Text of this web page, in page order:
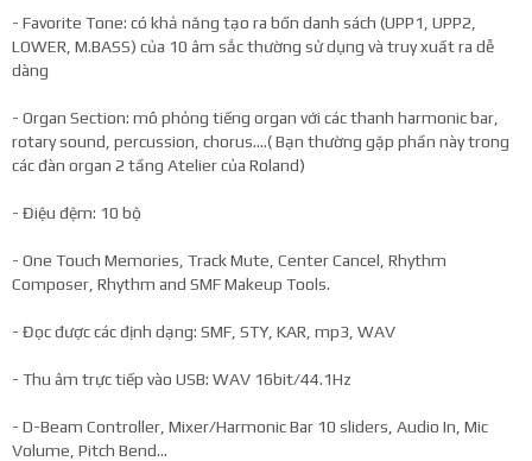
- Favorite Tone: có khả năng tạo ra bốn danh sách (UPP1, UPP2,
LOWER, M.BASS) của 10 âm sắc thường sử dụng và truy xuất ra dễ
dàng
- Organ Section: mô phỏng tiếng organ với các thanh harmonic bar,
rotary sound, percussion, chorus….( Bạn thường gặp phần này trong
các đàn organ 2 tầng Atelier của Roland)
- Điệu đệm: 10 bộ
- One Touch Memories, Track Mute, Center Cancel, Rhythm
Composer, Rhythm and SMF Makeup Tools.
- Đọc được các định dạng: SMF, STY, KAR, mp3, WAV
- Thu âm trực tiếp vào USB: WAV 16bit/44.1Hz
- D-Beam Controller, Mixer/Harmonic Bar 10 sliders, Audio In, Mic
Volume, Pitch Bend…